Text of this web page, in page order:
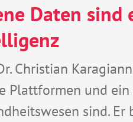
Daten sind
Christian
Plattformen und
sind. Er